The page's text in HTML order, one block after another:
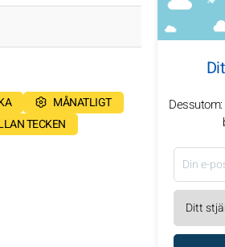
MÅNATLIGT
TECKEN